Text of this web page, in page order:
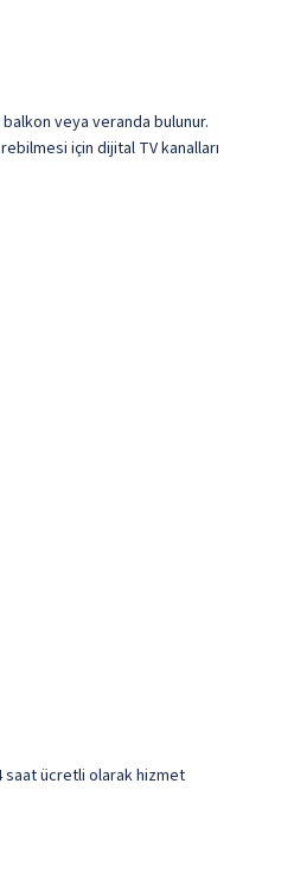
veya veranda bulunur.
için dijital TV kanalları
saat ücretli olarak hizmet